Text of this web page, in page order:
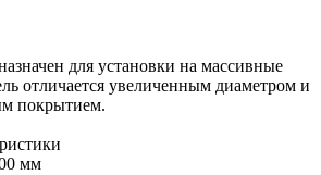
для установки на массивные
отличается увеличенным диаметром и
покрытием.
мм